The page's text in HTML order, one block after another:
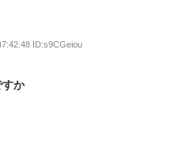
ID:s9CGeiou
すか